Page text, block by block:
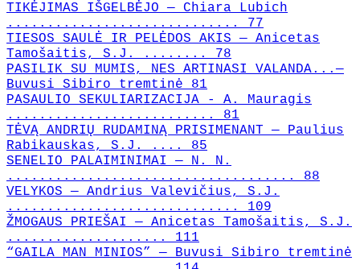
TIKĖJIMAS IŠGELBĖJO — Chiara Lubich
............................. 77
TIESOS SAULĖ IR PELĖDOS AKIS — Anicetas
Tamošaitis, S.J. ........ 78
PASILIK SU MUMIS, NES ARTINASI VALANDA...—
Buvusi Sibiro tremtinė 81
PASAULIO SEKULIARIZACIJA - A. Mauragis
.......................... 81
TĖVĄ ANDRIŲ RUDAMINĄ PRISIMENANT — Paulius
Rabikauskas, S.J. .... 85
SENELIO PALAIMINIMAI — N. N.
.................................... 88
VELYKOS — Andrius Valevičius, S.J.
............................. 109
ŽMOGAUS PRIEŠAI — Anicetas Tamošaitis, S.J.
.................... 111
“GAILA MAN MINIOS” — Buvusi Sibiro tremtinė